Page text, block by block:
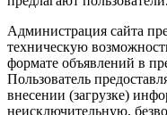
Администрация сайта
техническую
формате объявлений в
Пользователь
внесении (загрузке)
неисключительную,